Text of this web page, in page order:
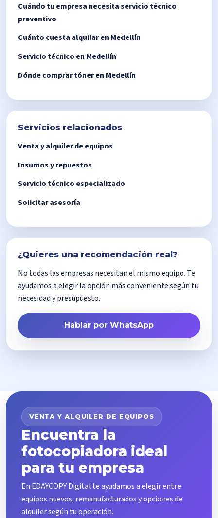
Cuándo tu empresa necesita servicio técnico
preventivo
Cuánto cuesta alquilar en Medellín
Servicio técnico en Medellín
Dónde comprar tóner en Medellín
Servicios relacionados
Venta y alquiler de equipos
Insumos y repuestos
Servicio técnico especializado
Solicitar asesoría
¿Quieres una recomendación real?
No todas las empresas necesitan el mismo equipo. Te
ayudamos a elegir la opción más conveniente según tu
necesidad y presupuesto.
Hablar por WhatsApp
VENTA Y ALQUILER DE EQUIPOS
Encuentra la
fotocopiadora ideal
para tu empresa
En EDAYCOPY Digital te ayudamos a elegir entre
equipos nuevos, remanufacturados y opciones de
alquiler según tu operación.